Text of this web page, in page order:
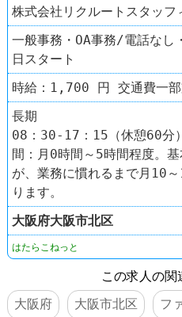
株式会社リクルートスタッ
一般事務・OA事務/電話なし
日スタート
時給：1,700 円 交通費一部
長期
08：30-17：15（休憩60分
間：月0時間～5時間程度。
が、業務に慣れるまで月10
ります。
大阪府大阪市北区
はたらこねっと
この求人の関
大阪府
大阪市北区 フ